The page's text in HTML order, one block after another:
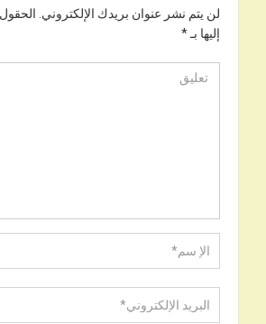
لن يتم نشر عنوان بريدك الإلكتروني.
إليها بـ*